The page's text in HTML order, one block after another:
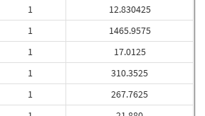
1
1
1
1
1
12.830425
1465.9575
17.0125
310.3525
267.7625